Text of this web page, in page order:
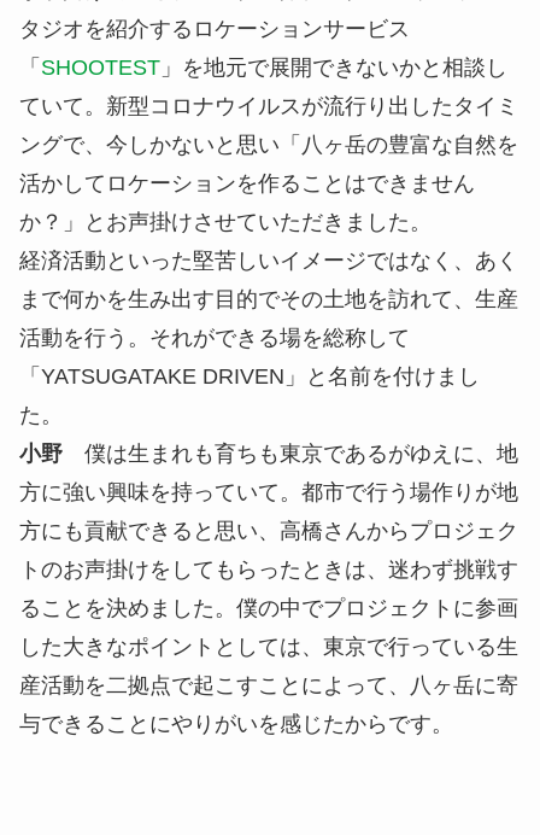
たプロジェクトです。東京と八ヶ岳それぞれが持つ
魅力や強みを共有する場を作り、双方向を行き来し
ながら新たな提供価値を見出そうと、活動を始めま
した。
僕は長野県の八ヶ岳出身なのですが、地元とはい
え、すべてがちょうど良いんですよね。 非日常に
訪れた感覚もありますし、都内から2時間ほどで行
けるアクセスの良さもあります。以前から小野さん
が手掛けている、レンタル撮影スタジオやハウスス
タジオを紹介するロケーションサービス
「SHOOTEST
ていて。新型コロナウイルスが流行り出したタイミ
ングで、今しかないと思い「八ヶ岳の豊富な自然を
活かしてロケーションを作ることはできません
か？」とお声掛けさせていただきました。
経済活動といった堅苦しいイメージではなく、あく
まで何かを生み出す目的でその土地を訪れて、生産
活動を行う。それができる場を総称して
「YATSUGATAKE DRIVEN」と名前を付けまし